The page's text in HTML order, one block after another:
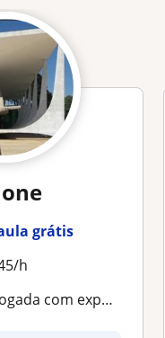
grátis
h
cursos que tenham matérias relacionadas ao Direito